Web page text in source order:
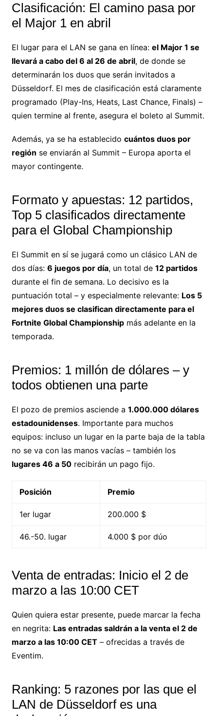
Clasificación: El camino pasa por
el Major 1 en abril
El lugar para el LAN se gana en línea: el Major 1 se
llevará a cabo del 6 al 26 de abril, de donde se
determinarán los duos que serán invitados a
Düsseldorf. El mes de clasificación está claramente
programado (Play-Ins, Heats, Last Chance, Finals) –
quien termine al frente, asegura el boleto al Summit.
Además, ya se ha establecido cuántos duos por
región se enviarán al Summit – Europa aporta el
mayor contingente.
Formato y apuestas: 12 partidos,
Top 5 clasificados directamente
para el Global Championship
El Summit en sí se jugará como un clásico LAN de
dos días: 6 juegos por día, un total de 12 partidos
durante el fin de semana. Lo decisivo es la
puntuación total – y especialmente relevante: Los 5
mejores duos se clasifican directamente para el
Fortnite Global Championshipmás adelante en la
temporada.
Premios: 1 millón de dólares – y
todos obtienen una parte
El pozo de premios asciende a 1.000.000 dólares
estadounidenses. Importante para muchos
equipos: incluso un lugar en la parte baja de la tabla
no se va con las manos vacías – también los
lugares 46 a 50recibirán un pago fijo.
Posición Premio
1er lugar 200.000 $
46.-50. lugar 4.000 $ por dúo
Venta de entradas: Inicio el 2 de
marzo a las 10:00 CET
Quien quiera estar presente, puede marcar la fecha
en negrita: Las entradas saldrán a la venta el 2 de
marzo a las 10:00 CET– ofrecidas a través de
Eventim.
Ranking: 5 razones por las que el
LAN de Düsseldorf es una